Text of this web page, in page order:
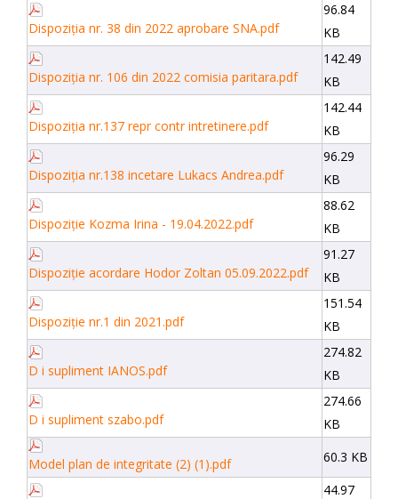
Dispoziția nr. 38 din 2022 aprobare SNA.pdf
96.84
KB
Dispoziția nr. 106 din 2022 comisia paritara.pdf
142.49
KB
Dispoziția nr.137 repr contr intretinere.pdf
142.44
KB
Dispoziția nr.138 incetare Lukacs Andrea.pdf
96.29
KB
Dispoziție Kozma Irina - 19.04.2022.pdf
88.62
KB
Dispoziție acordare Hodor Zoltan 05.09.2022.pdf
91.27
KB
Dispoziție nr.1 din 2021.pdf
151.54
KB
D i supliment IANOS.pdf
274.82
KB
D i supliment szabo.pdf
274.66
KB
Model plan de integritate (2) (1).pdf 60.3 KB
44.97